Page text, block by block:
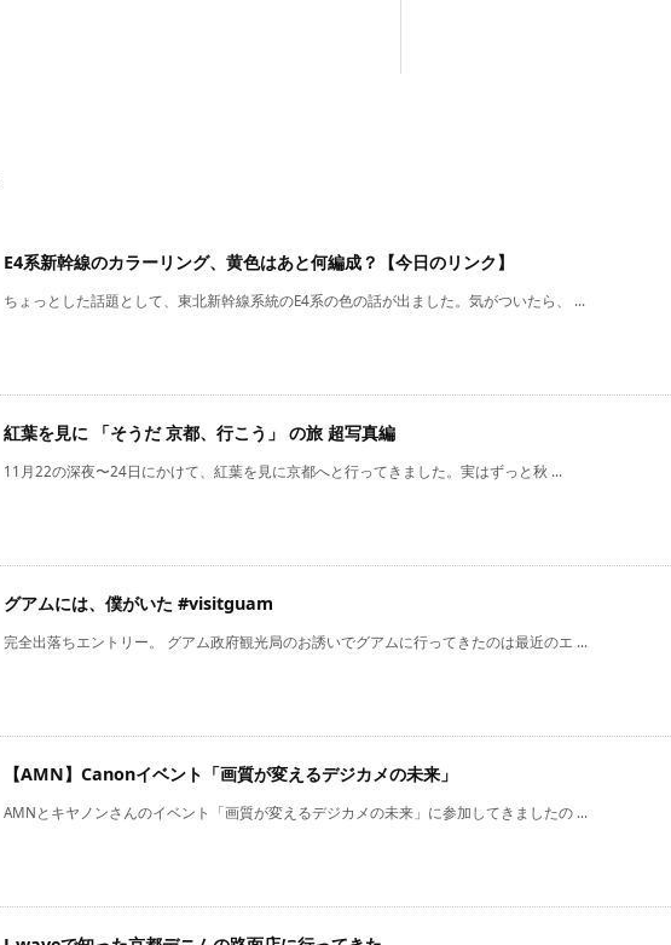
E4系新幹線のカラーリング、黄色はあと何編成？【今日のリンク】
ちょっとした話題として、東北新幹線系統のE4系の色の話が出ました。気がついたら、 ...
紅葉を見に 「そうだ 京都、行こう」 の旅 超写真編
11月22の深夜〜24日にかけて、紅葉を見に京都へと行ってきました。実はずっと秋 ...
グアムには、僕がいた #visitguam
完全出落ちエントリー。 グアム政府観光局のお誘いでグアムに行ってきたのは最近のエ ...
【AMN】Canonイベント「画質が変えるデジカメの未来」
AMNとキヤノンさんのイベント「画質が変えるデジカメの未来」に参加してきましたの ...